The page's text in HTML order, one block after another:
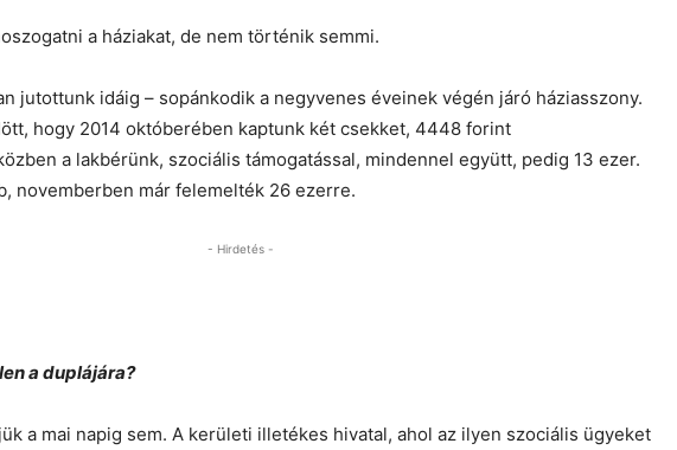
a háziakat, de nem történik semmi.
jutottunk idáig – sopánkodik a negyvenes éveinek végén járó háziasszony.
hogy 2014 októberében kaptunk két csekket, 4448 forint
a lakbérünk, szociális támogatással, mindennel együtt, pedig 13 ezer.
novemberben már felemelték 26 ezerre.
- Hirdetés -
a duplájára?
a mai napig sem. A kerületi illetékes hivatal, ahol az ilyen szociális ügyeket